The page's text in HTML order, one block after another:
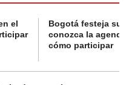
el
Bogotá festeja su
conozca la
cómo participar